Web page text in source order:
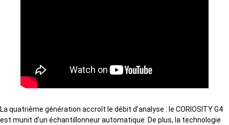
La quatrième génération accroît le débit d’analyse : le CORIOSITY G4
est munit d’un échantillonneur automatique. De plus, la technologie